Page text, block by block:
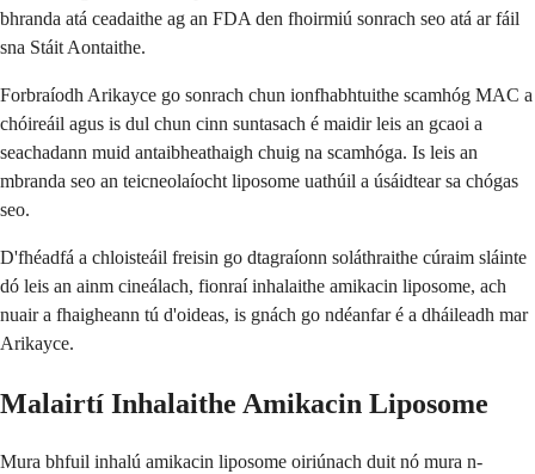
bhranda atá ceadaithe ag an FDA den fhoirmiú sonrach seo atá ar fáil
sna Stáit Aontaithe.
Forbraíodh Arikayce go sonrach chun ionfhabhtuithe scamhóg MAC a
chóireáil agus is dul chun cinn suntasach é maidir leis an gcaoi a
seachadann muid antaibheathaigh chuig na scamhóga. Is leis an
mbranda seo an teicneolaíocht liposome uathúil a úsáidtear sa chógas
seo.
D'fhéadfá a chloisteáil freisin go dtagraíonn soláthraithe cúraim sláinte
dó leis an ainm cineálach, fionraí inhalaithe amikacin liposome, ach
nuair a fhaigheann tú d'oideas, is gnách go ndéanfar é a dháileadh mar
Arikayce.
Malairtí Inhalaithe Amikacin Liposome
Mura bhfuil inhalú amikacin liposome oiriúnach duit nó mura n-